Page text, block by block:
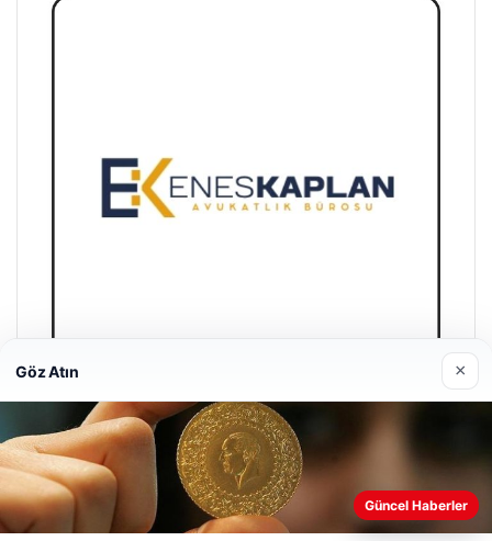
Enes Kaplan Avukatlık Bürosu
28/04/2026
Göz Atın ×
Güncel Haberler